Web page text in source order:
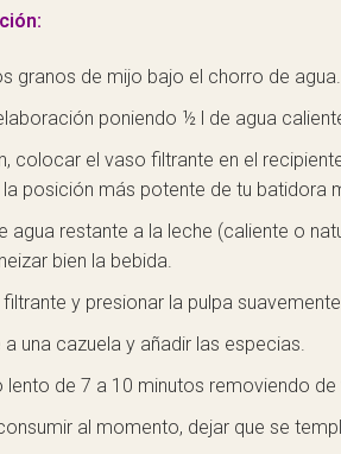
granos de mijo bajo el chorro de agua.
poniendo ½ l de agua
colocar el vaso filtrante en el
la posición más potente de tu batidora
agua restante a la leche (caliente o
bien la bebida.
y presionar la pulpa
a una cazuela y añadir las especias.
lento de 7 a 10 minutos removiendo de
al momento, dejar que se